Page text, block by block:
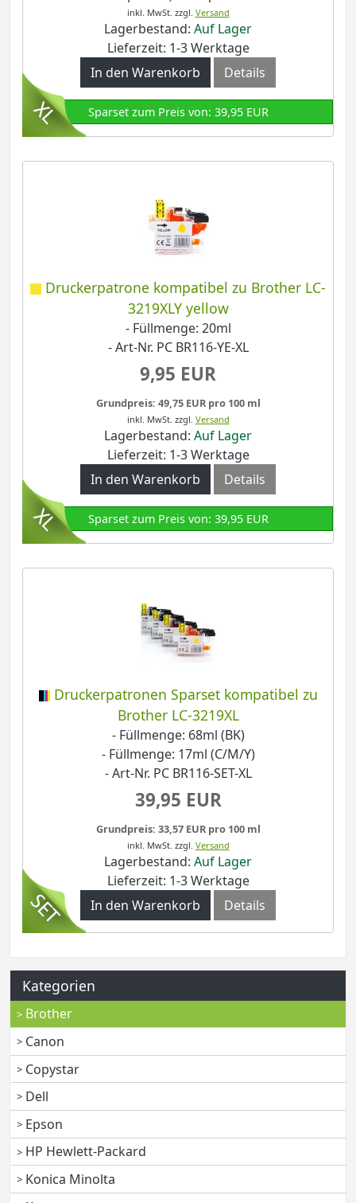
inkl. MwSt. zzgl. Versand
Lagerbestand: Auf Lager
Lieferzeit: 1-3 Werktage
In den Warenkorb
Details
Sparset zum Preis von: 39,95 EUR
Druckerpatrone kompatibel zu Brother LC-
3219XLY yellow
- Füllmenge: 20ml
- Art-Nr. PC BR116-YE-XL
9,95 EUR
Grundpreis: 49,75 EUR pro 100 ml
inkl. MwSt. zzgl. Versand
Lagerbestand: Auf Lager
Lieferzeit: 1-3 Werktage
In den Warenkorb
Details
Sparset zum Preis von: 39,95 EUR
Druckerpatronen Sparset kompatibel zu
Brother LC-3219XL
- Füllmenge: 68ml (BK)
- Füllmenge: 17ml (C/M/Y)
- Art-Nr. PC BR116-SET-XL
39,95 EUR
Grundpreis: 33,57 EUR pro 100 ml
inkl. MwSt. zzgl. Versand
Lagerbestand: Auf Lager
Lieferzeit: 1-3 Werktage
In den Warenkorb
Details
Kategorien
Brother
Canon
Copystar
Dell
Epson
HP Hewlett-Packard
Konica Minolta